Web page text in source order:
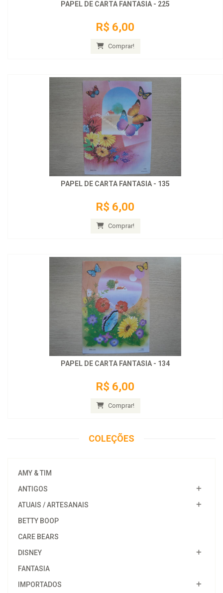
PAPEL DE CARTA FANTASIA - 225
R$ 6,00
Comprar!
PAPEL DE CARTA FANTASIA - 135
R$ 6,00
Comprar!
PAPEL DE CARTA FANTASIA - 134
R$ 6,00
Comprar!
COLEÇÕES
AMY & TIM
ANTIGOS
ATUAIS / ARTESANAIS
BETTY BOOP
CARE BEARS
DISNEY
FANTASIA
IMPORTADOS